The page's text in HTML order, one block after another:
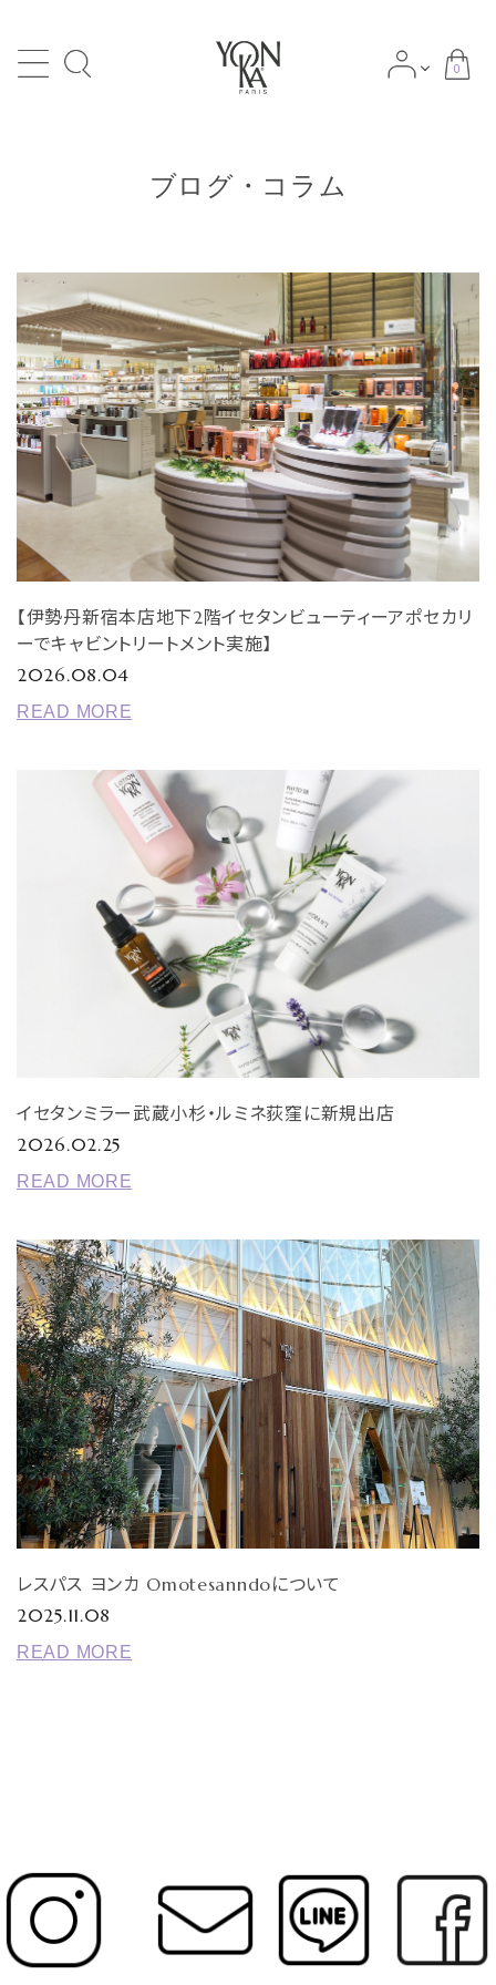
0
meeting_room ログイン person 新規会員登録
NEWS
Category -カテゴリー
Skin types/Concerns
-肌タイプ・肌悩み別
SPAS & SHOPS
ABOUT YON-KA
ご利用ガイド
特定商取引法表示
ブログ・コラム
【伊勢丹新宿本店地下2階イセタンビューティーアポセカリ
ーでキャビントリートメント実施】
2026.08.04
READ MORE
イセタンミラー武蔵小杉・ルミネ荻窪に新規出店
2026.02.25
READ MORE
レスパス ヨンカ Omotesanndoについて
2025.11.08
READ MORE